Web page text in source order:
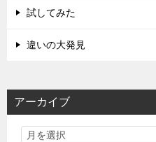
試してみた
違いの大発見
アーカイブ